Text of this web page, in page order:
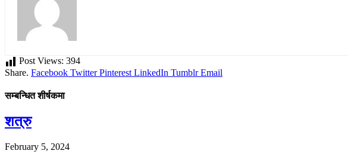
Post Views: 394
Share. Facebook Twitter Pinterest LinkedIn Tumblr Email
सम्बन्धित शीर्षकमा
शत्रु
February 5, 2024